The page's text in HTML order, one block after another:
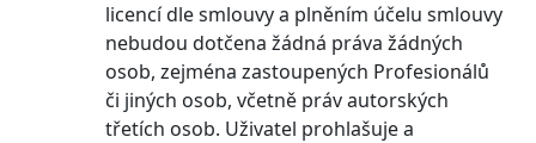
licencí dle smlouvy a plněním účelu smlouvy
nebudou dotčena žádná práva žádných
osob, zejména zastoupených Profesionálů
či jiných osob, včetně práv autorských
třetích osob. Uživatel prohlašuje a